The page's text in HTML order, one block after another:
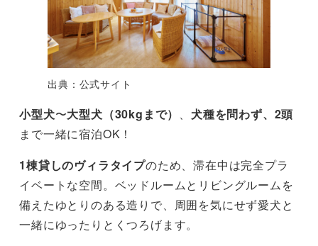
出典：公式サイト
小型犬〜大型犬（30kgまで） 、 犬種を問わず、2頭
まで一緒に宿泊OK！
1棟貸しのヴィラタイプのため、滞在中は完全プラ
イベートな空間。ベッドルームとリビングルームを
備えたゆとりのある造りで、周囲を気にせず愛犬と
一緒にゆったりとくつろげます。